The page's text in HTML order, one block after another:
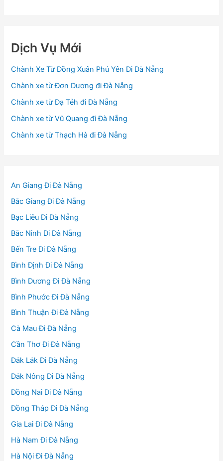
Dịch Vụ Mới
Chành Xe Từ Đồng Xuân Phú Yên Đi Đà Nẵng
Chành xe từ Đơn Dương đi Đà Nẵng
Chành xe từ Đạ Tẻh đi Đà Nẵng
Chành xe từ Vũ Quang đi Đà Nẵng
Chành xe từ Thạch Hà đi Đà Nẵng
An Giang Đi Đà Nẵng
Bắc Giang Đi Đà Nẵng
Bạc Liêu Đi Đà Nẵng
Bắc Ninh Đi Đà Nẵng
Bến Tre Đi Đà Nẵng
Bình Định Đi Đà Nẵng
Bình Dương Đi Đà Nẵng
Bình Phước Đi Đà Nẵng
Bình Thuận Đi Đà Nẵng
Cà Mau Đi Đà Nẵng
Cần Thơ Đi Đà Nẵng
Đắk Lắk Đi Đà Nẵng
Đắk Nông Đi Đà Nẵng
Đồng Nai Đi Đà Nẵng
Đồng Tháp Đi Đà Nẵng
Gia Lai Đi Đà Nẵng
Hà Nam Đi Đà Nẵng
Hà Nội Đi Đà Nẵng